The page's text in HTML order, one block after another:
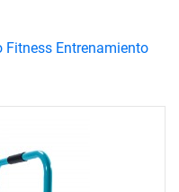
Fitness Entrenamiento